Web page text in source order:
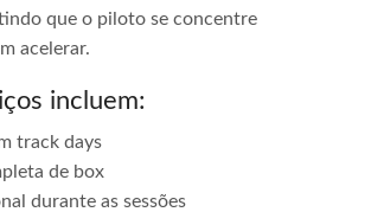
que o piloto se concentre
acelerar.
incluem:
track days
de box
durante as sessões